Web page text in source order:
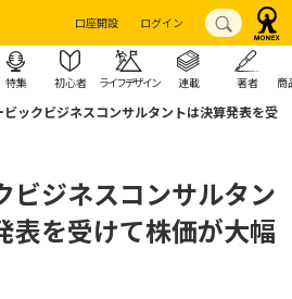
口座開設 ログイン
特集 初心者 ライフデザイン 連載 著者 商
ビックビジネスコンサルタントは決算発表を受
ビジネスコンサルタン
表を受けて株価が大幅